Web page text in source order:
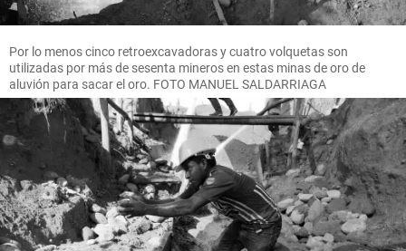
Por lo menos cinco retroexcavadoras y cuatro volquetas son
utilizadas por más de sesenta mineros en estas minas de oro de
aluvión para sacar el oro. FOTO MANUEL SALDARRIAGA